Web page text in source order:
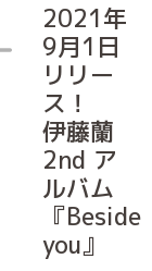
2021年
9月1日
リリー
ス！
伊藤蘭
2nd ア
ルバム
『Beside
you』